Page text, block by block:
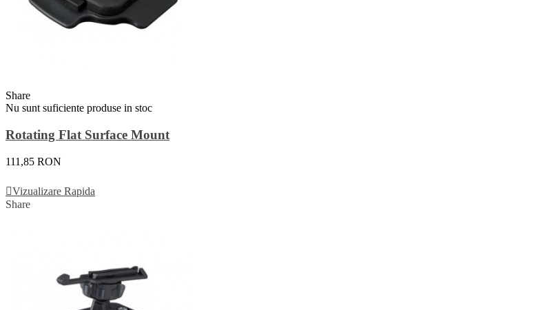
Share
Nu sunt suficiente produse in stoc
Rotating Flat Surface Mount
111,85 RON
Vizualizare Rapida
Share